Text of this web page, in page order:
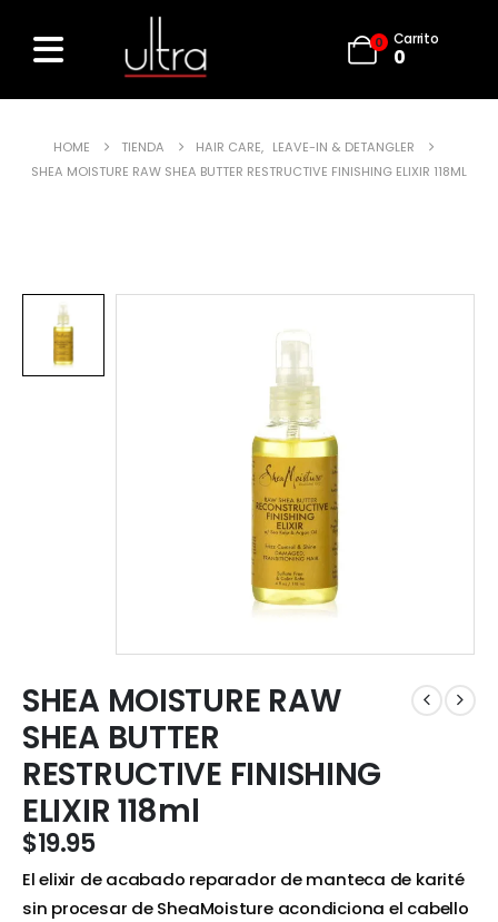
0 Carrito
0
HOME TIENDA HAIR CARE, LEAVE-IN & DETANGLER
SHEA MOISTURE RAW SHEA BUTTER RESTRUCTIVE FINISHING ELIXIR 118ML
SHEA MOISTURE RAW
SHEA BUTTER
RESTRUCTIVE FINISHING
ELIXIR 118ml
$19.95
El elixir de acabado reparador de manteca de karité
sin procesar de SheaMoisture acondiciona el cabello